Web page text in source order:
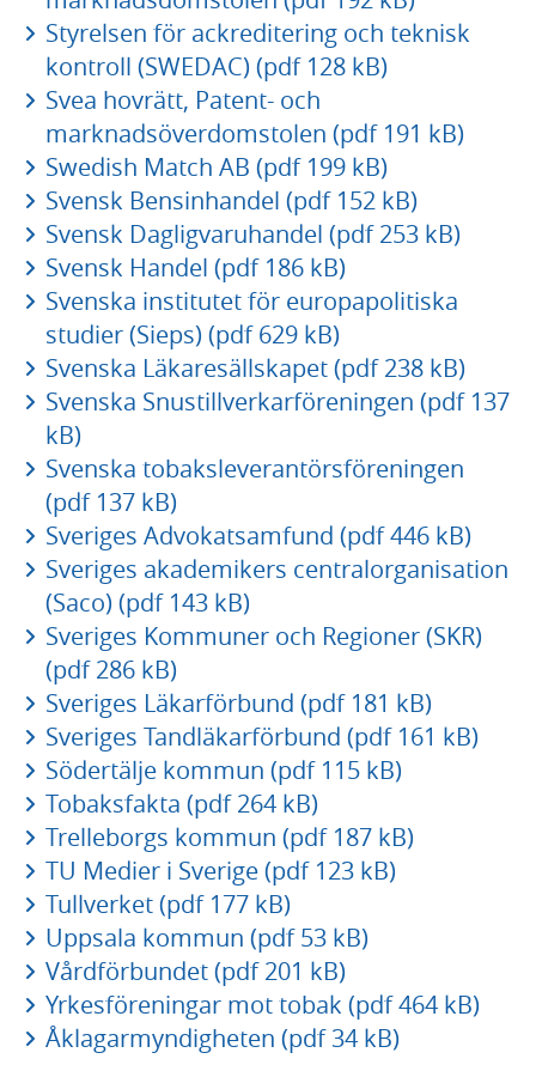
Styrelsen för ackreditering och teknisk
kontroll (SWEDAC) (pdf 128 kB)
Svea hovrätt, Patent- och
marknadsöverdomstolen (pdf 191 kB)
Swedish Match AB (pdf 199 kB)
Svensk Bensinhandel (pdf 152 kB)
Svensk Dagligvaruhandel (pdf 253 kB)
Svensk Handel (pdf 186 kB)
Svenska institutet för europapolitiska
studier (Sieps) (pdf 629 kB)
Svenska Läkaresällskapet (pdf 238 kB)
Svenska Snustillverkarföreningen (pdf 137
kB)
Svenska tobaksleverantörsföreningen
(pdf 137 kB)
Sveriges Advokatsamfund (pdf 446 kB)
Sveriges akademikers centralorganisation
(Saco) (pdf 143 kB)
Sveriges Kommuner och Regioner (SKR)
(pdf 286 kB)
Sveriges Läkarförbund (pdf 181 kB)
Sveriges Tandläkarförbund (pdf 161 kB)
Södertälje kommun (pdf 115 kB)
Tobaksfakta (pdf 264 kB)
Trelleborgs kommun (pdf 187 kB)
TU Medier i Sverige (pdf 123 kB)
Tullverket (pdf 177 kB)
Uppsala kommun (pdf 53 kB)
Vårdförbundet (pdf 201 kB)
Yrkesföreningar mot tobak (pdf 464 kB)
Åklagarmyndigheten (pdf 34 kB)